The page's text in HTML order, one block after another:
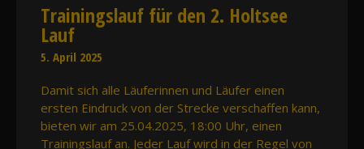
Trainingslauf für den 2. Holtsee
Lauf
5. April 2025
Damit sich alle Läuferinnen und Läufer einen
ersten Eindruck von der Strecke verschaffen kann,
bieten wir am 25.04.2025, 18:00 Uhr, einen
Trainingslauf an. Jeder Lauf wird in der Regel von